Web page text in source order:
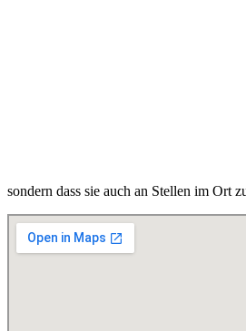
sondern dass sie auch an Stellen im Ort